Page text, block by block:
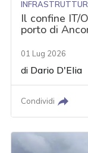
Il confine IT/
porto di
01 Lug 2026
di Dario D'Elia
Condividi